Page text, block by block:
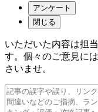
アンケート
閉じる
いただいた内容は担
す。個々のご意見に
さいませ。